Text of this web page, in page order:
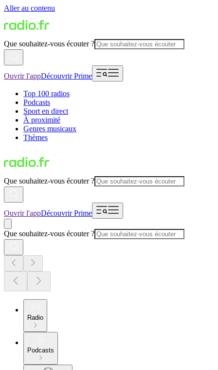
Aller au contenu
Que souhaitez-vous écouter ?
Ouvrir l'appDécouvrir Prime
Top 100 radios
Podcasts
Sport en direct
À proximité
Genres musicaux
Thèmes
Que souhaitez-vous écouter ?
Ouvrir l'appDécouvrir Prime
Que souhaitez-vous écouter ?
Radio
Podcasts